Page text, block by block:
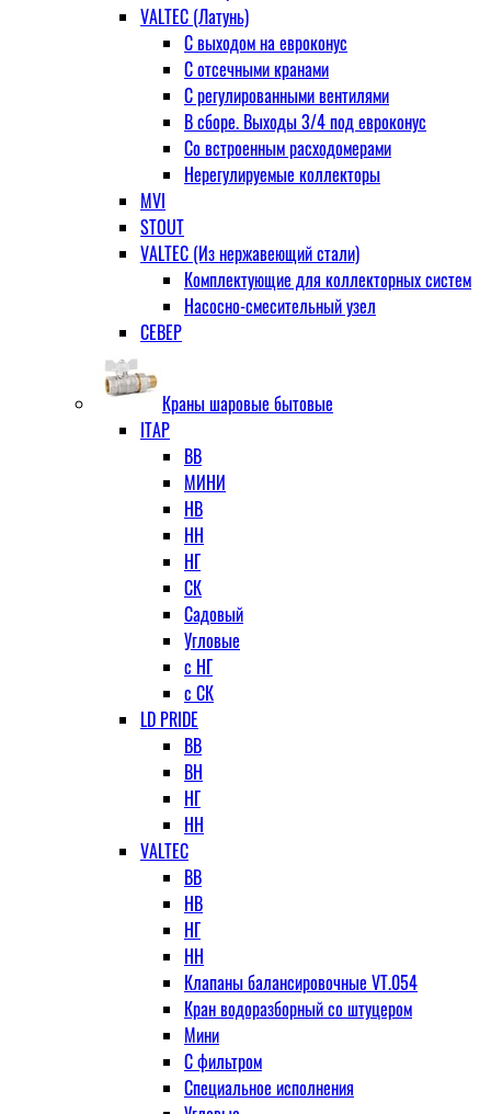
VALTEC (Латунь)
С выходом на евроконус
С отсечными кранами
С регулированными вентилями
В сборе. Выходы 3/4 под евроконус
Со встроенным расходомерами
Нерегулируемые коллекторы
MVI
STOUT
VALTEC (Из нержавеющий стали)
Комплектующие для коллекторных систем
Насосно-смесительный узел
СЕВЕР
Краны шаровые бытовые
ITAP
ВВ
МИНИ
НВ
НН
НГ
СК
Садовый
Угловые
с НГ
с СК
LD PRIDE
ВВ
ВН
НГ
НН
VALTEC
ВВ
НВ
НГ
НН
Клапаны балансировочные VT.054
Кран водоразборный со штуцером
Мини
С фильтром
Специальное исполнения